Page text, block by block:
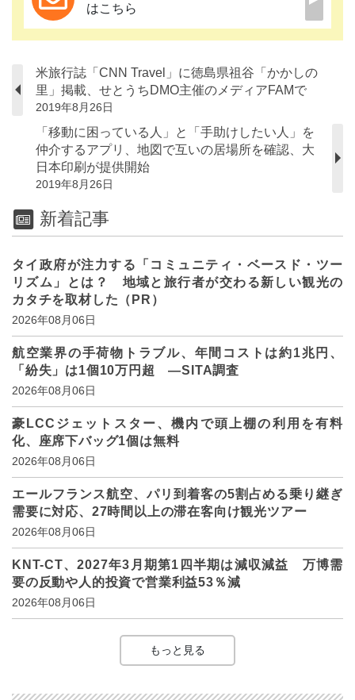
はこちら
米旅行誌「CNN Travel」に徳島県祖谷「かかしの
里」掲載、せとうちDMO主催のメディアFAMで
2019年8月26日
「移動に困っている人」と「手助けしたい人」を
仲介するアプリ、地図で互いの居場所を確認、大
日本印刷が提供開始
2019年8月26日
新着記事
タイ政府が注力する「コミュニティ・ベースド・ツー
リズム」とは？ 地域と旅行者が交わる新しい観光の
カタチを取材した（PR）
2026年08月06日
航空業界の手荷物トラブル、年間コストは約1兆円、
「紛失」は1個10万円超 ―SITA調査
2026年08月06日
豪LCCジェットスター、機内で頭上棚の利用を有料
化、座席下バッグ1個は無料
2026年08月06日
エールフランス航空、パリ到着客の5割占める乗り継ぎ
需要に対応、27時間以上の滞在客向け観光ツアー
2026年08月06日
KNT-CT、2027年3月期第1四半期は減収減益 万博需
要の反動や人的投資で営業利益53％減
2026年08月06日
もっと見る